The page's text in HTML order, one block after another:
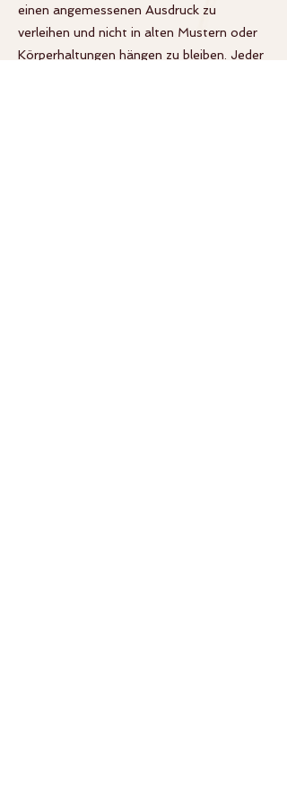
einen angemessenen Ausdruck zu
verleihen und nicht in alten Mustern oder
Körperhaltungen hängen zu bleiben. Jeder